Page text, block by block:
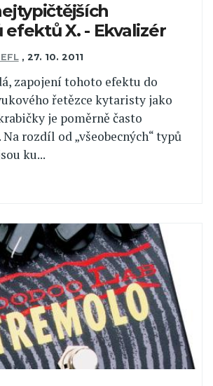
efektů X. - Ekvalizér
, 27. 10. 2011
zapojení tohoto efektu do
řetězce kytaristy jako
je poměrně často
rozdíl od „všeobecných“ typů
ku...